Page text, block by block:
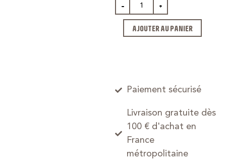
- +
AJOUTER AU PANIER
Paiement sécurisé
Livraison gratuite dès
100 € d'achat en
France
métropolitaine